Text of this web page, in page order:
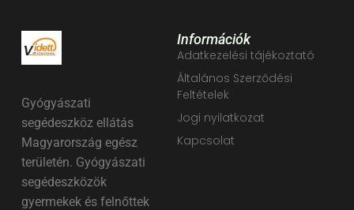
Gyógyászati
segédeszköz ellátás
Magyarország egész
területén. Gyógyászati
segédeszközök
gyermekek és felnőttek
Információk
Adatkezelési tájékoztató
Általános Szerződési
Feltételek
Jogi nyilatkozat
Kapcsolat